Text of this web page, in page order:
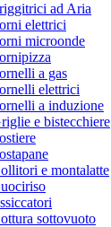
ad Aria
elettrici
microonde
a gas
elettrici
a induzione
e bistecchiere
e montalatte
sottovuoto